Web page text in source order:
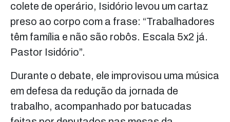
colete de operário, Isidório levou um cartaz
preso ao corpo com a frase: “Trabalhadores
têm família e não são robôs. Escala 5x2 já.
Pastor Isidório”.
Durante o debate, ele improvisou uma música
em defesa da redução da jornada de
trabalho, acompanhado por batucadas